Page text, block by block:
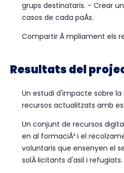
grups destinataris. - Crear
casos de cada paÃ­s.
Compartir Ã mpliament els
Resultats del
Un estudi d'impacte sobre
recursos actualitzats amb
Un conjunt de recursos
en al formaciÃ³ i el
voluntaris que ensenyen el
solÂ·licitants d'asil i refugiats.